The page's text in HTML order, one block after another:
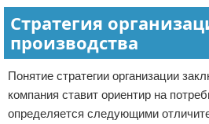
Стратегия
производства
Понятие стратегии организации
компания ставит ориентир на
определяется следующими